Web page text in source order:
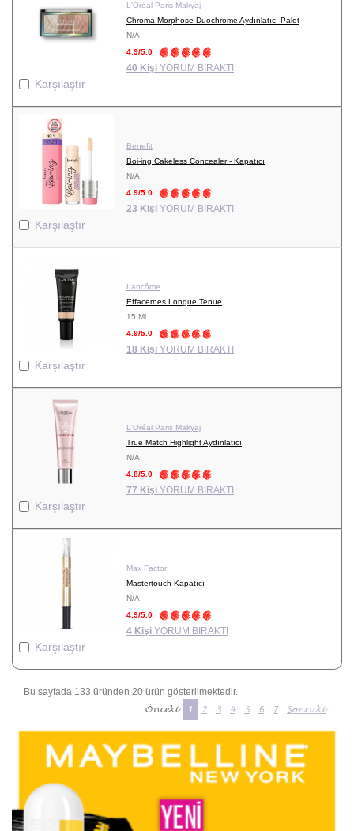
Karşılaştır
L'Oréal Paris Makyaj
Chroma Morphose Duochrome Aydınlatıcı Palet
N/A
4.9/5.0
40 Kişi YORUM BIRAKTI
Karşılaştır
Benefit
Boi-ing Cakeless Concealer - Kapatıcı
N/A
4.9/5.0
23 Kişi YORUM BIRAKTI
Karşılaştır
Lancôme
Effacernes Longue Tenue
15 Ml
4.9/5.0
18 Kişi YORUM BIRAKTI
Karşılaştır
L'Oréal Paris Makyaj
True Match Highlight Aydınlatıcı
N/A
4.8/5.0
77 Kişi YORUM BIRAKTI
Karşılaştır
Max Factor
Mastertouch Kapatıcı
N/A
4.9/5.0
4 Kişi YORUM BIRAKTI
Bu sayfada 133 üründen 20 ürün gösterilmektedir.
Önceki 1 2 3 4 5 6 7 Sonraki